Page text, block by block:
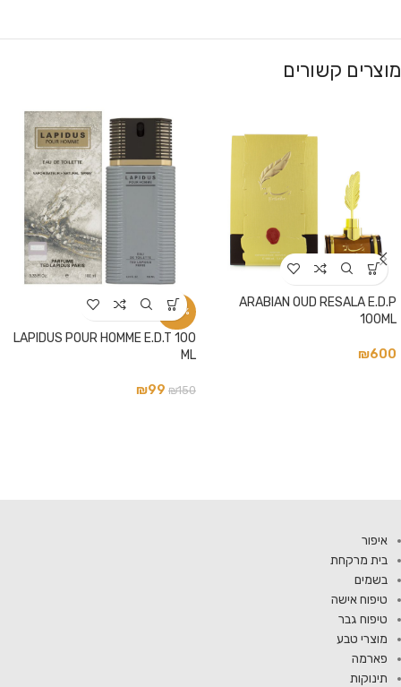
מוצרים קשורים
ARABIAN OUD RESALA E.D.P
100ML
₪600
-34%
LAPIDUS POUR HOMME E.D.T 100
ML
₪150
₪99
איפור
בית מרקחת
בשמים
טיפוח אישה
טיפוח גבר
מוצרי טבע
פארמה
תינוקות